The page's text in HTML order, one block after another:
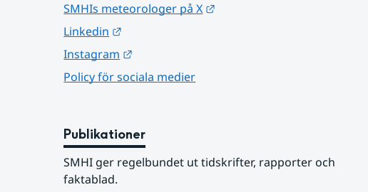
SMHIs meteorologer på X
Linkedin
Instagram
Policy för sociala medier
Publikationer
SMHI ger regelbundet ut tidskrifter, rapporter och
faktablad.